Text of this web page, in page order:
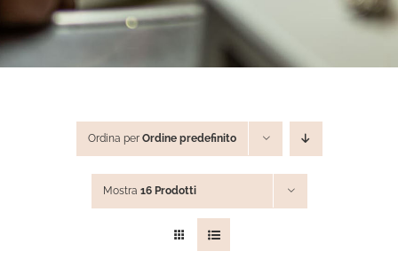
STEVE ANGELI
EXPERIENCE
BLOG
Ordina per Ordine predefinito
Mostra 16 Prodotti